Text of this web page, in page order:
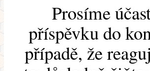
Prosíme
příspěvku do
případě, že